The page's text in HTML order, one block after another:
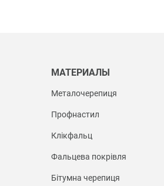
МАТЕРИАЛЫ
Металочерепиця
Профнастил
Клікфальц
Фальцева покрівля
Бітумна черепиця